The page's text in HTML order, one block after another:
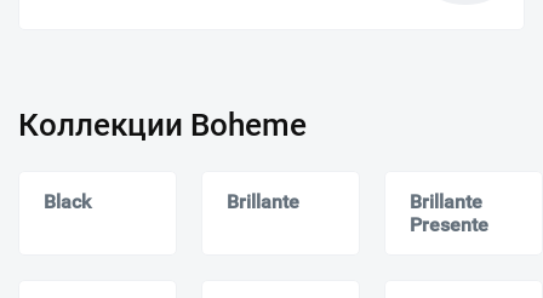
Коллекции Boheme
Black Brillante
Brillante
Presente